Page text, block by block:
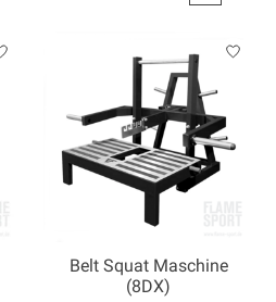
Belt Squat Maschine
(8DX)